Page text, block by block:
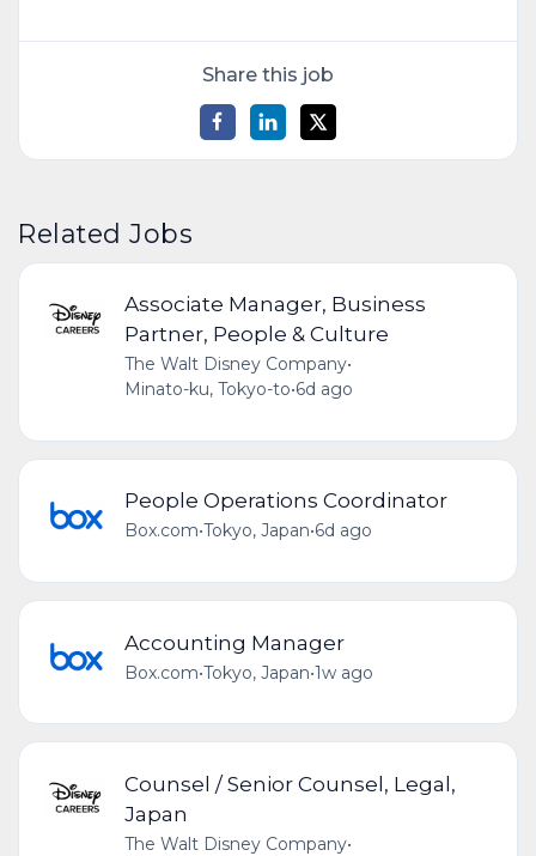
Share this job
Related Jobs
Associate Manager, Business
Partner, People & Culture
The Walt Disney Company•
Minato-ku, Tokyo-to•6d ago
People Operations Coordinator
Box.com•Tokyo, Japan•6d ago
Accounting Manager
Box.com•Tokyo, Japan•1w ago
Counsel / Senior Counsel, Legal,
Japan
The Walt Disney Company•